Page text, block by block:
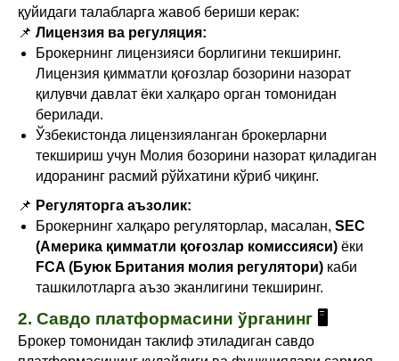
қуйидаги талабларга жавоб бериши керак:
📌 Лицензия ва регуляция:
Брокернинг лицензияси борлигини текширинг.
Лицензия қимматли қоғозлар бозорини назорат
қилувчи давлат ёки халқаро орган томонидан
берилади.
Ўзбекистонда лицензияланган брокерларни
текшириш учун Молия бозорини назорат қиладиган
идоранинг расмий рўйхатини кўриб чиқинг.
📌 Регуляторга аъзолик:
Брокернинг халқаро регуляторлар, масалан, SEC
(Америка қимматли қоғозлар комиссияси) ёки
FCA (Буюк Британия молия регулятори) каби
ташкилотларга аъзо эканлигини текширинг.
2. Савдо платформасини ўрганинг 🖥️
Брокер томонидан таклиф этиладиган савдо